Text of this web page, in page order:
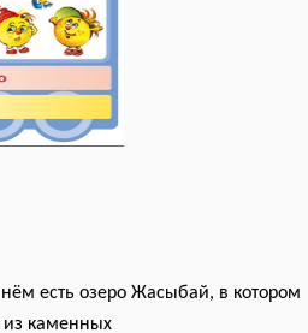
есть озеро Жасыбай, в котором
из каменных